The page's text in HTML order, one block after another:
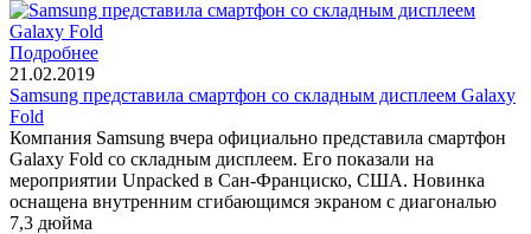
Подробнее
21.02.2019
Samsung представила смартфон со складным дисплеем Galaxy
Fold
Компания Samsung вчера официально представила смартфон
Galaxy Fold со складным дисплеем. Его показали на
мероприятии Unpacked в Сан-Франциско, США. Новинка
оснащена внутренним сгибающимся экраном с диагональю
7,3 дюйма